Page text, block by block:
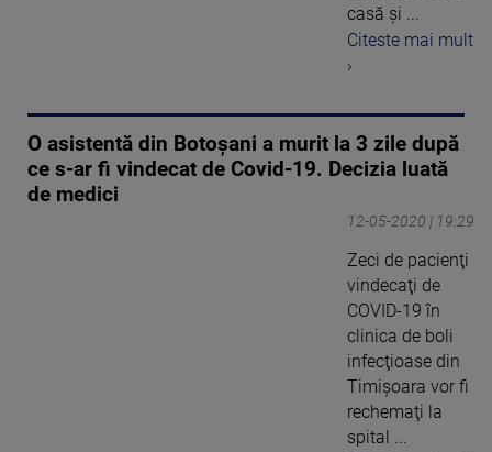
casă și ...
Citeste mai mult
›
O asistentă din Botoșani a murit la 3 zile după
ce s-ar fi vindecat de Covid-19. Decizia luată
de medici
12-05-2020 | 19:29
Zeci de pacienţi
vindecaţi de
COVID-19 în
clinica de boli
infecţioase din
Timişoara vor fi
rechemaţi la
spital ...